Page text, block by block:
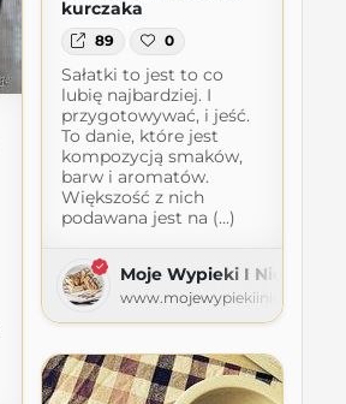
kurczaka
89 0
Sałatki to jest to co
lubię najbardziej. I
przygotowywać, i jeść.
To danie, które jest
kompozycją smaków,
barw i aromatów.
Większość z nich
podawana jest na (...)
Moje Wypieki I Nie Tylko
www.mojewypiekiinietylko.com